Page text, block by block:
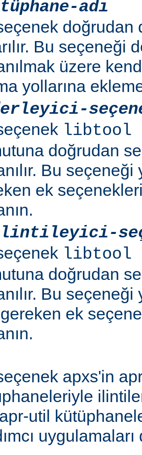
adı
doğrudan
Bu seçeneği
üzere
yollarına
libtool
doğrudan
Bu
ek
libtool
doğrudan
Bu
ek
apxs'in
util